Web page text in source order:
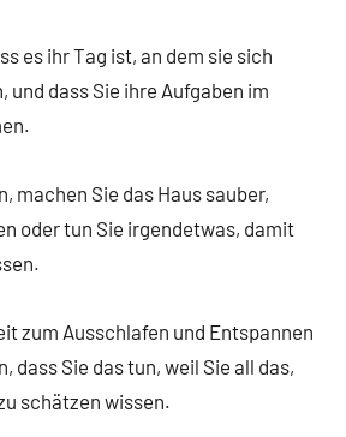
es ihr Tag ist, an dem sie sich
und dass Sie ihre Aufgaben im
machen Sie das Haus sauber,
oder tun Sie irgendetwas, damit
zum Ausschlafen und Entspannen
dass Sie das tun, weil Sie all das,
schätzen wissen.